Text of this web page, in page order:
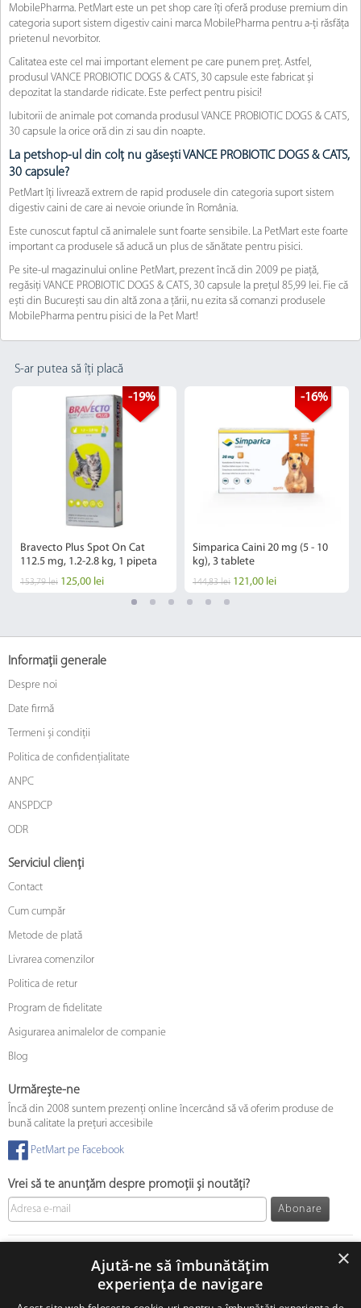
MobilePharma. PetMart este un pet shop care îți oferă produse premium din
categoria suport sistem digestiv caini marca MobilePharma pentru a-ți răsfăța
prietenul nevorbitor.
Calitatea este cel mai important element pe care punem preț. Astfel,
produsul VANCE PROBIOTIC DOGS & CATS, 30 capsule este fabricat și
depozitat la standarde ridicate. Este perfect pentru pisici!
Iubitorii de animale pot comanda produsul VANCE PROBIOTIC DOGS & CATS,
30 capsule la orice oră din zi sau din noapte.
La petshop-ul din colț nu găsești VANCE PROBIOTIC DOGS & CATS,
30 capsule?
PetMart îți livrează extrem de rapid produsele din categoria suport sistem
digestiv caini de care ai nevoie oriunde în România.
Este cunoscut faptul că animalele sunt foarte sensibile. La PetMart este foarte
important ca produsele să aducă un plus de sănătate pentru pisici.
Pe site-ul magazinului online PetMart, prezent încă din 2009 pe piață,
regăsiți VANCE PROBIOTIC DOGS & CATS, 30 capsule la prețul 85,99 lei. Fie că
ești din București sau din altă zona a țării, nu ezita să comanzi produsele
MobilePharma pentru pisici de la Pet Mart!
S-ar putea să îți placă
-19%
Bravecto Plus Spot On Cat
112.5 mg, 1.2-2.8 kg, 1 pipeta
153,79 lei 125,00 lei
-16%
Simparica Caini 20 mg (5 - 10
kg), 3 tablete
144,83 lei 121,00 lei
Informații generale
Despre noi
Date firmă
Termeni și condiții
Politica de confidențialitate
ANPC
ANSPDCP
ODR
Serviciul clienți
Contact
Cum cumpăr
Metode de plată
Livrarea comenzilor
Politica de retur
Program de fidelitate
Asigurarea animalelor de companie
Blog
Urmărește-ne
Încă din 2008 suntem prezenți online încercând să vă oferim produse de
bună calitate la prețuri accesibile
PetMart pe Facebook
Vrei să te anunțăm despre promoții și noutăți?
Abonare
×
Ajută-ne să îmbunătățim
experiența de navigare